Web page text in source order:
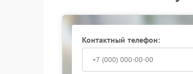
Контактный телефон: